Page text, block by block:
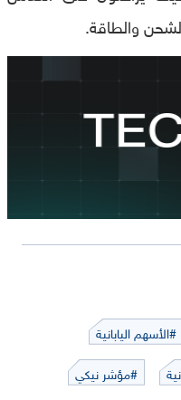
والطاقة.
#الأسهم اليابانية
#مؤشر نيكي